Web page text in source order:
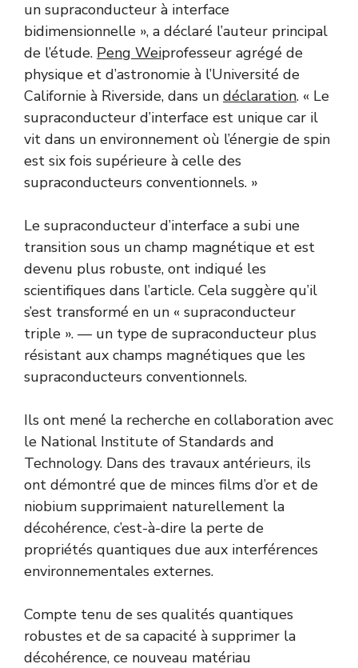
un supraconducteur à interface
bidimensionnelle », a déclaré l’auteur principal
de l’étude. Peng Weiprofesseur agrégé de
physique et d’astronomie à l’Université de
Californie à Riverside, dans un déclaration. « Le
supraconducteur d’interface est unique car il
vit dans un environnement où l’énergie de spin
est six fois supérieure à celle des
supraconducteurs conventionnels. »
Le supraconducteur d’interface a subi une
transition sous un champ magnétique et est
devenu plus robuste, ont indiqué les
scientifiques dans l’article. Cela suggère qu’il
s’est transformé en un « supraconducteur
triple ». — un type de supraconducteur plus
résistant aux champs magnétiques que les
supraconducteurs conventionnels.
Ils ont mené la recherche en collaboration avec
le National Institute of Standards and
Technology. Dans des travaux antérieurs, ils
ont démontré que de minces films d’or et de
niobium supprimaient naturellement la
décohérence, c’est-à-dire la perte de
propriétés quantiques due aux interférences
environnementales externes.
Compte tenu de ses qualités quantiques
robustes et de sa capacité à supprimer la
décohérence, ce nouveau matériau